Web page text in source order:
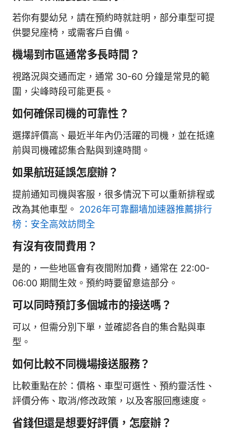
若你有嬰幼兒，請在預約時就註明，部分車型可提
供嬰兒座椅，或需客戶自備。
機場到市區通常多長時間？
視路況與交通而定，通常 30-60 分鐘是常見的範
圍，尖峰時段可能更長。
如何確保司機的可靠性？
選擇評價高、最近半年內仍活躍的司機，並在抵達
前與司機確認集合點與到達時間。
如果航班延誤怎麼辦？
提前通知司機與客服，很多情況下可以重新排程或
改為其他車型。 2026年可靠翻墙加速器推薦排行
榜：安全高效訪問全
有沒有夜間費用？
是的，一些地區會有夜間附加費，通常在 22:00-
06:00 期間生效。預約時要留意這部分。
可以同時預訂多個城市的接送嗎？
可以，但需分別下單，並確認各自的集合點與車
型。
如何比較不同機場接送服務？
比較重點在於：價格、車型可選性、預約靈活性、
評價分佈、取消/修改政策，以及客服回應速度。
省錢但還是想要好評價，怎麼辦？